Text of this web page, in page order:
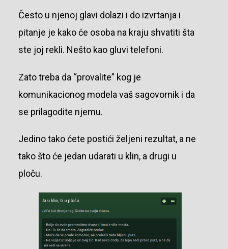
Često u njenoj glavi dolazi i do izvrtanja i
pitanje je kako će osoba na kraju shvatiti šta
ste joj rekli. Nešto kao gluvi telefoni.
Zato treba da “provalite” kog je
komunikacionog modela vaš sagovornik i da
se prilagodite njemu.
Jedino tako ćete postići željeni rezultat, a ne
tako što će jedan udarati u klin, a drugi u
ploču.